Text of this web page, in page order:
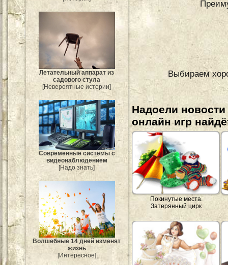
Летательный аппарат из
садового стула
[Невероятные истории]
Современные системы с
видеонаблюдением
[Надо знать]
Волшебные 14 дней изменят
жизнь
[Интересное]
Выбираем
Надоели
онлайн игр
Покинутые места.
Затерянный цирк